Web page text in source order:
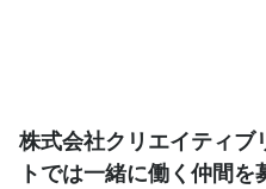
株式会社クリエイティ
トでは一緒に働く仲間